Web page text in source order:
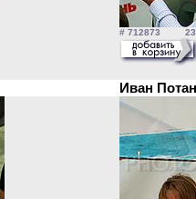
# 712873 23
Иван